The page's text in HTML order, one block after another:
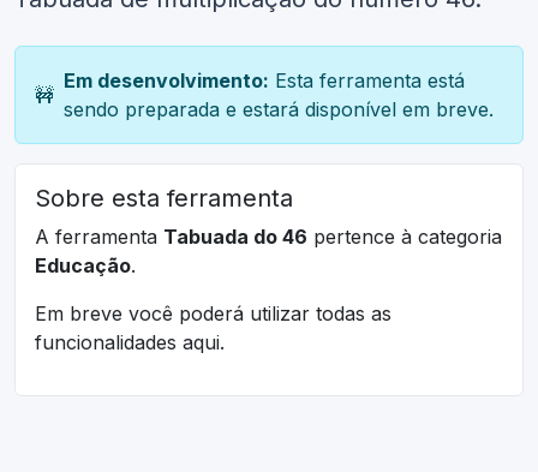
🚧
Em desenvolvimento: Esta ferramenta está
sendo preparada e estará disponível em breve.
Sobre esta ferramenta
A ferramenta Tabuada do 46 pertence à categoria
Educação.
Em breve você poderá utilizar todas as
funcionalidades aqui.